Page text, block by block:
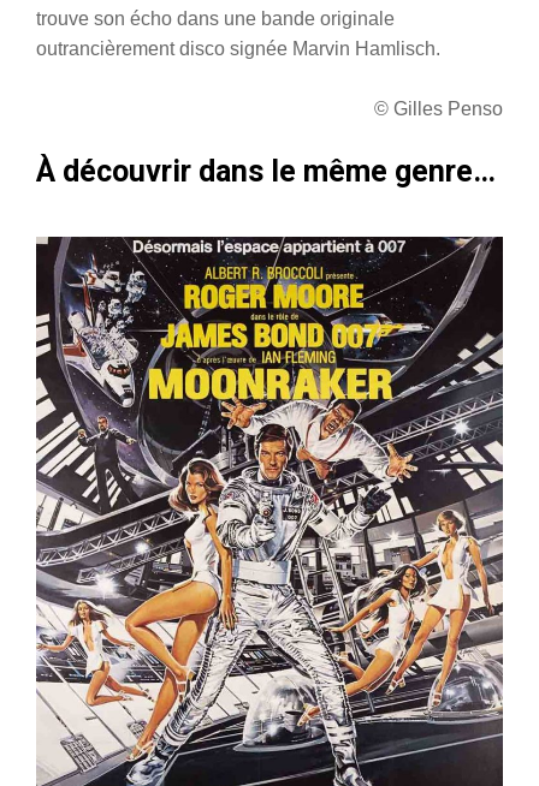
trouve son écho dans une bande originale
outrancièrement disco signée Marvin Hamlisch.
© Gilles Penso
À découvrir dans le même genre…